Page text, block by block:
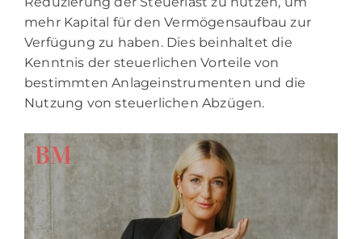
mehr Kapital für den Vermögensaufbau zur
Verfügung zu haben. Dies beinhaltet die
Kenntnis der steuerlichen Vorteile von
bestimmten Anlageinstrumenten und die
Nutzung von steuerlichen Abzügen.